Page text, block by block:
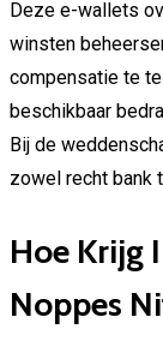
Deze e-wallets
winsten
compensatie te
beschikbaar
Bij de
zowel recht bank
Hoe Krijg
Noppes